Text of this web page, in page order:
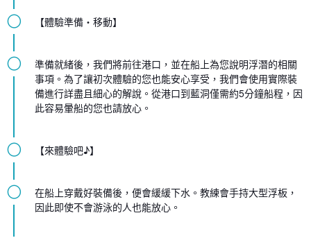
◯ 【體驗準備・移動】
◯
準備就緒後，我們將前往港口，並在船上為您說明浮潛的相關
事項。為了讓初次體驗的您也能安心享受，我們會使用實際裝
備進行詳盡且細心的解說。從港口到藍洞僅需約5分鐘船程，因
此容易暈船的您也請放心。
◯ 【來體驗吧♪】
◯
在船上穿戴好裝備後，便會緩緩下水。教練會手持大型浮板，
因此即使不會游泳的人也能放心。